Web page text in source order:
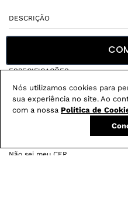
Nós utilizamos cookies para
sua experiência no site. Ao
com a nossa Política de
DESCRIÇÃO
ESPECIFICAÇÕES
Não sei meu CEP